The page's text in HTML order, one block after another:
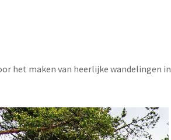
het maken van heerlijke wandelingen in